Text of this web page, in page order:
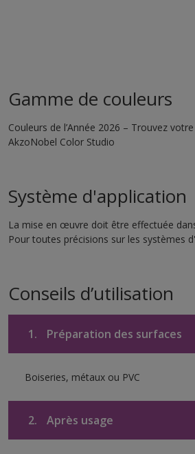
Gamme de couleurs
Couleurs de l’Année 2026 – Trouvez
AkzoNobel Color Studio
Système d'application
La mise en œuvre doit être effectuée
Pour toutes précisions sur les systèmes
Conseils d’utilisation
1. Préparation des surfaces
Boiseries, métaux ou PVC
2. Après usage